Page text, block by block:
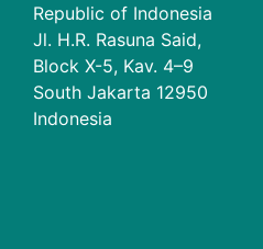
Republic of Indonesia
Jl. H.R. Rasuna Said,
Block X-5, Kav. 4–9
South Jakarta 12950
Indonesia